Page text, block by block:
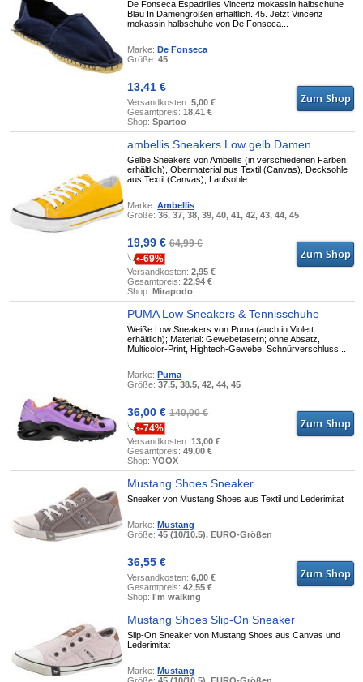
De Fonseca Espadrilles Vincenz mokassin halbschuhe
Blau In Damengrößen erhältlich. 45. Jetzt Vincenz
mokassin halbschuhe von De Fonseca...
Marke:De Fonseca
Größe:45
13,41 €
Versandkosten:5,00 €
Gesamtpreis:18,41 €
Shop:Spartoo
ambellis Sneakers Low gelb Damen
Gelbe Sneakers von Ambellis (in verschiedenen Farben
erhältlich), Obermaterial aus Textil (Canvas), Decksohle
aus Textil (Canvas), Laufsohle...
Marke:Ambellis
Größe:36, 37, 38, 39, 40, 41, 42, 43, 44, 45
19,99 €64,99 €
-69%
Versandkosten:2,95 €
Gesamtpreis:22,94 €
Shop:Mirapodo
PUMA Low Sneakers & Tennisschuhe
Weiße Low Sneakers von Puma (auch in Violett
erhältlich); Material: Gewebefasern; ohne Absatz,
Multicolor-Print, Hightech-Gewebe, Schnürverschluss...
Marke:Puma
Größe:37.5, 38.5, 42, 44, 45
36,00 €140,00 €
-74%
Versandkosten:13,00 €
Gesamtpreis:49,00 €
Shop:YOOX
Mustang Shoes Sneaker
Sneaker von Mustang Shoes aus Textil und Lederimitat
Marke:Mustang
Größe:45 (10/10.5). EURO-Größen
36,55 €
Versandkosten:6,00 €
Gesamtpreis:42,55 €
Shop:I'm walking
Mustang Shoes Slip-On Sneaker
Slip-On Sneaker von Mustang Shoes aus Canvas und
Lederimitat
Marke:Mustang